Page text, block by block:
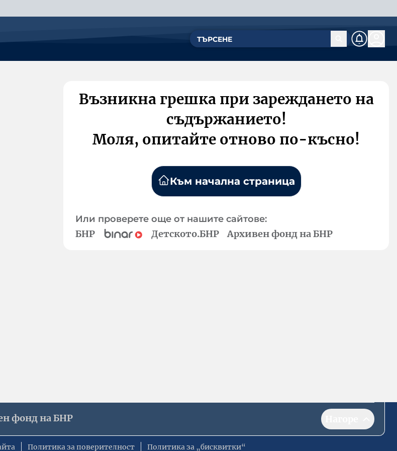
Възникна грешка при зареждането на
съдържанието!
Моля, опитайте отново по-късно!
Към начална страница
Или проверете още от нашите сайтове:
БНР Детското.БНР Архивен фонд на БНР
фонд на БНР
Политика за поверителност Политика за „бисквитки“